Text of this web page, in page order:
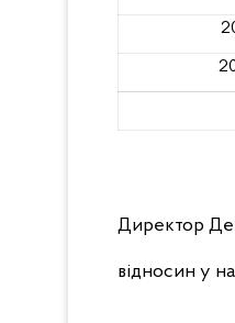
Директор
відносин у